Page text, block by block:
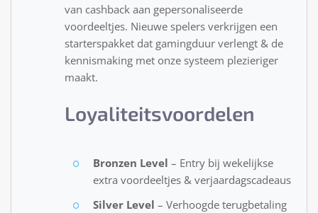
van cashback aan gepersonaliseerde
voordeeltjes. Nieuwe spelers verkrijgen een
starterspakket dat gamingduur verlengt & de
kennismaking met onze systeem plezieriger
maakt.
Loyaliteitsvoordelen
Bronzen Level – Entry bij wekelijkse
extra voordeeltjes & verjaardagscadeaus
Silver Level – Verhoogde terugbetaling